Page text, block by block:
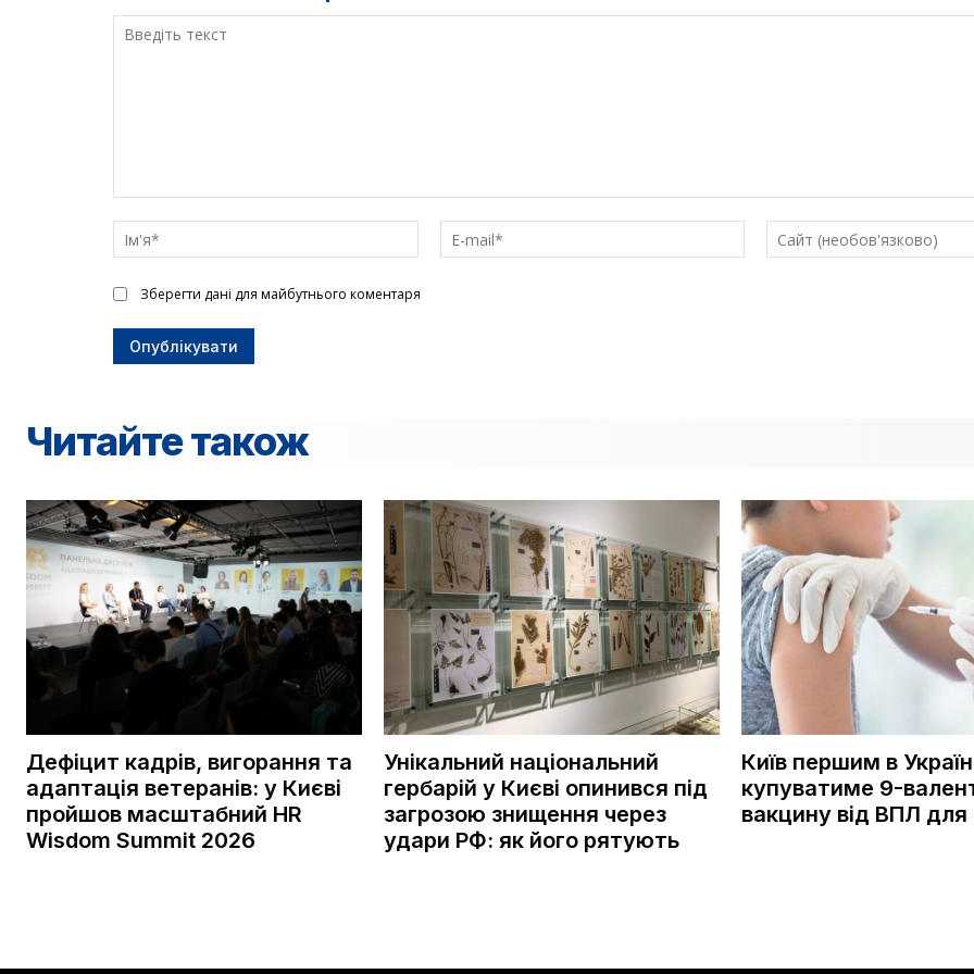
текст
Ім'я*
mail*
Зберегти дані для майбутнього коментаря
Читайте також
Дефіцит кадрів, вигорання та
адаптація ветеранів: у Києві
пройшов масштабний HR
Wisdom Summit 2026
Унікальний національний
гербарій у Києві опинився під
загрозою знищення через
удари РФ: як його рятують
Київ першим в
купуватиме 9-
вакцину від ВПЛ для